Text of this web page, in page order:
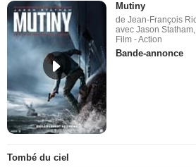
Mutiny
de Jean-François
avec Jason
Film - Action
Bande-annonce
Tombé du ciel